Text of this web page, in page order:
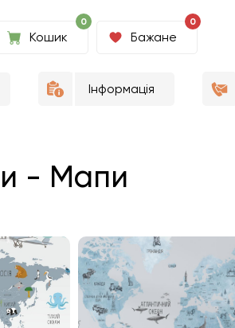
0
Кошик
0
Бажане
Інформація
- Мапи